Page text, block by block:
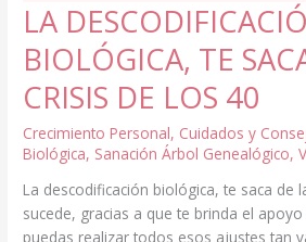
LA
BIOLÓGICA, TE
CRISIS DE LOS 40
Crecimiento Personal, Cuidados y
Biológica, Sanación Árbol Genealógico,
La descodificación biológica, te saca de
sucede, gracias a que te brinda el
puedas realizar todos esos ajustes tan